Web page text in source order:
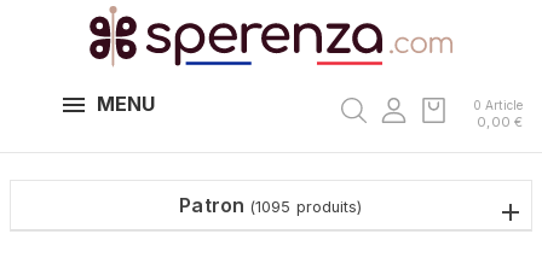
MENU 0 Article
0,00 €
Patron (1095 produits)